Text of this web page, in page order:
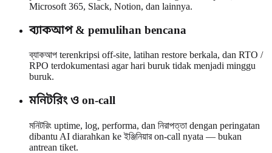
Microsoft 365, Slack, Notion, dan lainnya.
ব্যাকআপ & pemulihan bencana
ব্যাকআপ terenkripsi off-site, latihan restore berkala, dan RTO /
RPO terdokumentasi agar hari buruk tidak menjadi minggu
buruk.
মনিটরিং ও on-call
মনিটরিং uptime, log, performa, dan নিরাপত্তা dengan peringatan
dibantu AI diarahkan ke ইঞ্জিনিয়ার on-call nyata — bukan
antrean tiket.